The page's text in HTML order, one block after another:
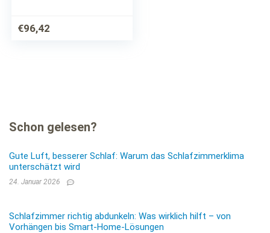
Bezug 100%
Baumwolle, (1 St.),
€96,42
Schon gelesen?
Gute Luft, besserer Schlaf: Warum das Schlafzimmerklima
unterschätzt wird
24. Januar 2026
Schlafzimmer richtig abdunkeln: Was wirklich hilft – von
Vorhängen bis Smart-Home-Lösungen